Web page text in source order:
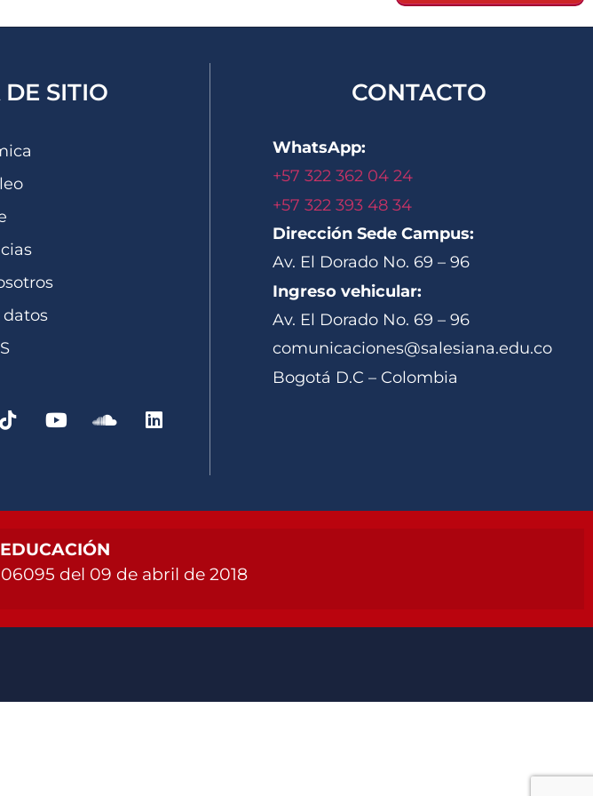
SITIO CONTACTO
WhatsApp:
+57 322 362 04 24
+57 322 393 48 34
Dirección Sede Campus:
Av. El Dorado No. 69 – 96
Ingreso vehicular:
Av. El Dorado No. 69 – 96
comunicaciones@salesiana.edu.co
Bogotá D.C – Colombia
del 09 de abril de 2018